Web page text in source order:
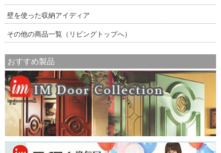
壁を使った収納アイディア
その他の商品一覧（リビングトップへ）
おすすめ製品